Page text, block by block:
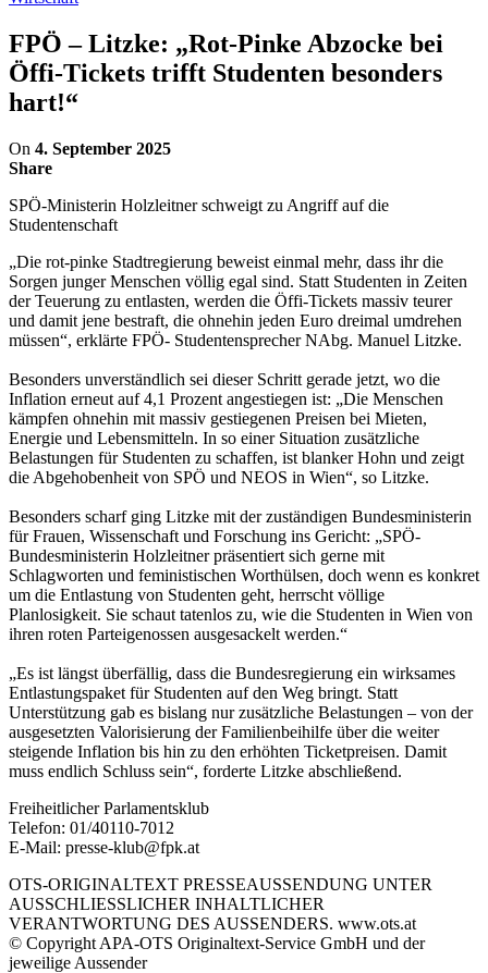
FPÖ – Litzke: „Rot-Pinke Abzocke bei
Öffi-Tickets trifft Studenten besonders
hart!“
On 4. September 2025
Share
SPÖ-Ministerin Holzleitner schweigt zu Angriff auf die
Studentenschaft
„Die rot-pinke Stadtregierung beweist einmal mehr, dass ihr die
Sorgen junger Menschen völlig egal sind. Statt Studenten in Zeiten
der Teuerung zu entlasten, werden die Öffi-Tickets massiv teurer
und damit jene bestraft, die ohnehin jeden Euro dreimal umdrehen
müssen“, erklärte FPÖ- Studentensprecher NAbg. Manuel Litzke.
Besonders unverständlich sei dieser Schritt gerade jetzt, wo die
Inflation erneut auf 4,1 Prozent angestiegen ist: „Die Menschen
kämpfen ohnehin mit massiv gestiegenen Preisen bei Mieten,
Energie und Lebensmitteln. In so einer Situation zusätzliche
Belastungen für Studenten zu schaffen, ist blanker Hohn und zeigt
die Abgehobenheit von SPÖ und NEOS in Wien“, so Litzke.
Besonders scharf ging Litzke mit der zuständigen Bundesministerin
für Frauen, Wissenschaft und Forschung ins Gericht: „SPÖ-
Bundesministerin Holzleitner präsentiert sich gerne mit
Schlagworten und feministischen Worthülsen, doch wenn es konkret
um die Entlastung von Studenten geht, herrscht völlige
Planlosigkeit. Sie schaut tatenlos zu, wie die Studenten in Wien von
ihren roten Parteigenossen ausgesackelt werden.“
„Es ist längst überfällig, dass die Bundesregierung ein wirksames
Entlastungspaket für Studenten auf den Weg bringt. Statt
Unterstützung gab es bislang nur zusätzliche Belastungen – von der
ausgesetzten Valorisierung der Familienbeihilfe über die weiter
steigende Inflation bis hin zu den erhöhten Ticketpreisen. Damit
muss endlich Schluss sein“, forderte Litzke abschließend.
Freiheitlicher Parlamentsklub
Telefon: 01/40110-7012
E-Mail: presse-klub@fpk.at
OTS-ORIGINALTEXT PRESSEAUSSENDUNG UNTER
AUSSCHLIESSLICHER INHALTLICHER
VERANTWORTUNG DES AUSSENDERS. www.ots.at
© Copyright APA-OTS Originaltext-Service GmbH und der
jeweilige Aussender